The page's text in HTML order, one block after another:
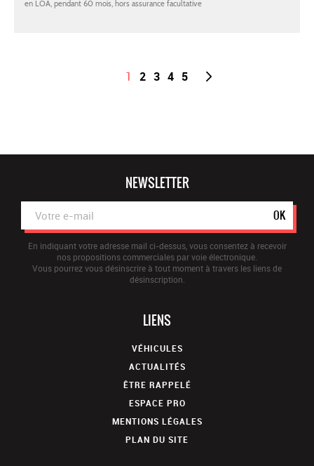
1 2 3 4 5
NEWSLETTER
OK
En indiquant votre adresse mail ci-dessus, vous consentez à recevoir
nos propositions commerciales par voie électronique.
Vous pourrez vous désinscrire à tout moment à travers les liens de
désinscription.
LIENS
VÉHICULES
ACTUALITÉS
ÊTRE RAPPELÉ
ESPACE PRO
MENTIONS LÉGALES
PLAN DU SITE